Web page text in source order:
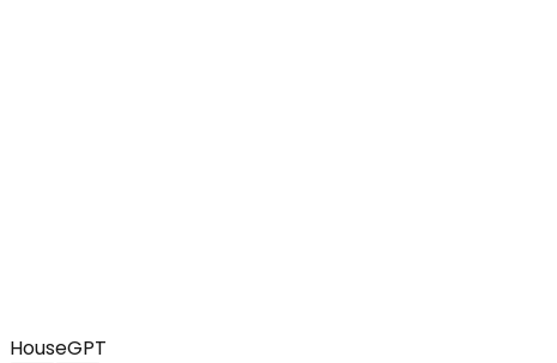
HouseGPT